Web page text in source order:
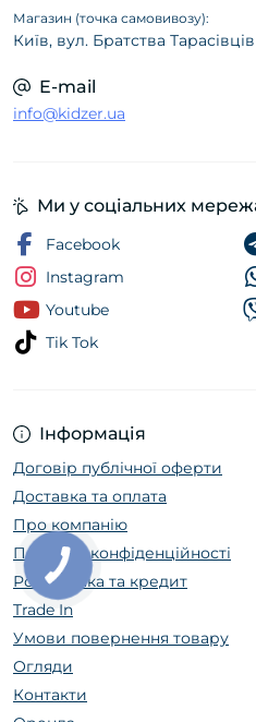
Магазин (точка самовивозу):
Київ, вул. Братства
E-mail
info@kidzer.ua
Інформація
Договір публічної оферти
Доставка та оплата
Про компанію
Політика конфіденційності
Розстрочка та кредит
Trade In
Умови повернення товару
Огляди
Контакти
Ми у соціальних
Facebook
Instagram
Youtube
Tik Tok